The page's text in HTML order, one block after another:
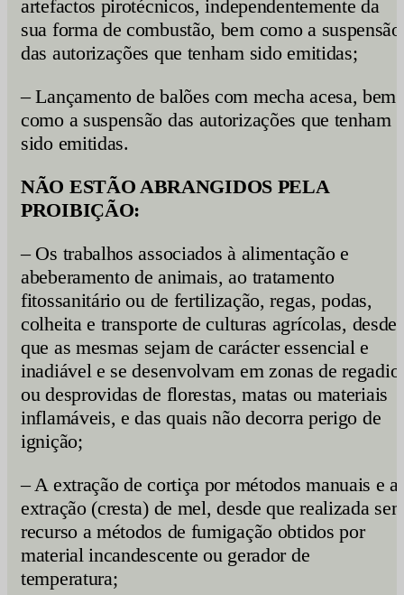
artefactos pirotécnicos, independentemente da
sua forma de combustão, bem como a suspensão
das autorizações que tenham sido emitidas;
– Lançamento de balões com mecha acesa, bem
como a suspensão das autorizações que tenham
sido emitidas.
NÃO ESTÃO ABRANGIDOS PELA
PROIBIÇÃO:
– Os trabalhos associados à alimentação e
abeberamento de animais, ao tratamento
fitossanitário ou de fertilização, regas, podas,
colheita e transporte de culturas agrícolas, desde
que as mesmas sejam de carácter essencial e
inadiável e se desenvolvam em zonas de regadio
ou desprovidas de florestas, matas ou materiais
inflamáveis, e das quais não decorra perigo de
ignição;
– A extração de cortiça por métodos manuais e a
extração (cresta) de mel, desde que realizada
recurso a métodos de fumigação obtidos por
material incandescente ou gerador de
temperatura;